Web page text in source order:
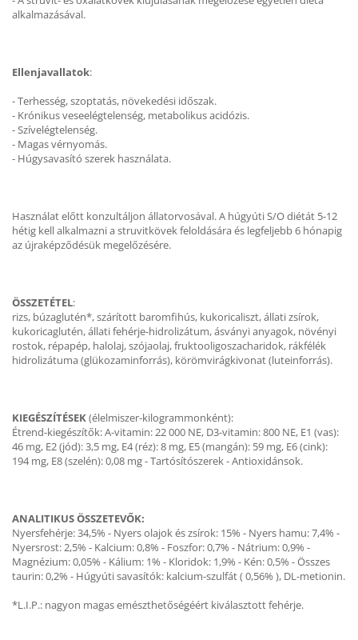
alkalmazásával.
Ellenjavallatok:
- Terhesség, szoptatás, növekedési időszak.
- Krónikus veseelégtelenség, metabolikus acidózis.
- Szívelégtelenség.
- Magas vérnyomás.
- Húgysavasító szerek használata.
Használat előtt konzultáljon állatorvosával. A húgyúti S/O diétát 5-12
hétig kell alkalmazni a struvitkövek feloldására és legfeljebb 6 hónapig
az újraképződésük megelőzésére.
ÖSSZETÉTEL:
rizs, búzaglutén*, szárított baromfihús, kukoricaliszt, állati zsírok,
kukoricaglutén, állati fehérje-hidrolizátum, ásványi anyagok, növényi
rostok, répapép, halolaj, szójaolaj, fruktooligoszacharidok, rákfélék
hidrolizátuma (glükozaminforrás), körömvirágkivonat (luteinforrás).
KIEGÉSZÍTÉSEK(élelmiszer-kilogrammonként):
Étrend-kiegészítők: A-vitamin: 22 000 NE, D3-vitamin: 800 NE, E1 (vas):
46 mg, E2 (jód): 3,5 mg, E4 (réz): 8 mg, E5 (mangán): 59 mg, E6 (cink):
194 mg, E8 (szelén): 0,08 mg - Tartósítószerek - Antioxidánsok.
ANALITIKUS ÖSSZETEVŐK:
Nyersfehérje: 34,5% - Nyers olajok és zsírok: 15% - Nyers hamu: 7,4% -
Nyersrost: 2,5% - Kalcium: 0,8% - Foszfor: 0,7% - Nátrium: 0,9% -
Magnézium: 0,05% - Kálium: 1% - Kloridok: 1,9% - Kén: 0,5% - Összes
taurin: 0,2% - Húgyúti savasítók: kalcium-szulfát ( 0,56% ), DL-metionin.
*L.I.P.: nagyon magas emészthetőségéért kiválasztott fehérje.